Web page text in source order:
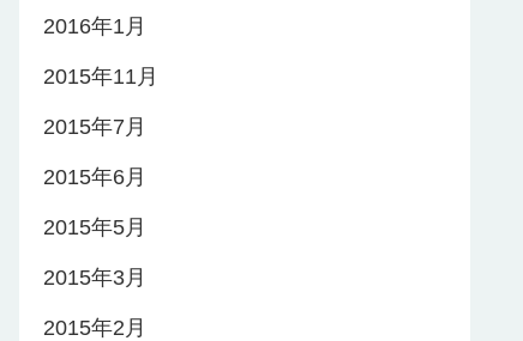
2016年1月
2015年11月
2015年7月
2015年6月
2015年5月
2015年3月
2015年2月